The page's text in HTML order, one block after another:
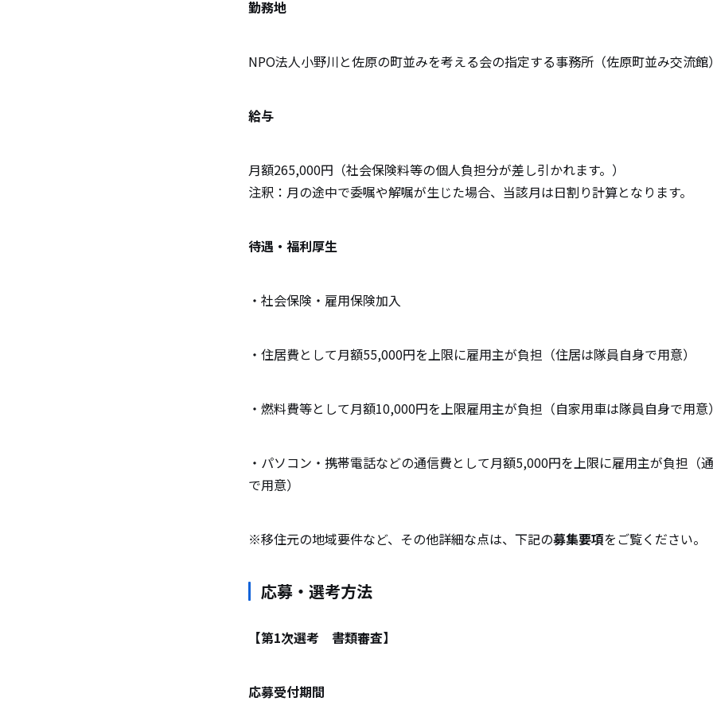
勤務地
NPO法人小野川と佐原の町並みを考える会の指定する事務所（佐原町並み交流館
給与
月額265,000円（社会保険料等の個人負担分が差し引かれます。）
注釈：月の途中で委嘱や解嘱が生じた場合、当該月は日割り計算となります。
待遇・福利厚生
・社会保険・雇用保険加入
・住居費として月額55,000円を上限に雇用主が負担（住居は隊員自身で用意）
・燃料費等として月額10,000円を上限雇用主が負担（自家用車は隊員自身で用意
・パソコン・携帯電話などの通信費として月額5,000円を上限に雇用主が負担（
で用意）
※移住元の地域要件など、その他詳細な点は、下記の募集要項をご覧ください。
応募・選考方法
【第1次選考 書類審査】
応募受付期間